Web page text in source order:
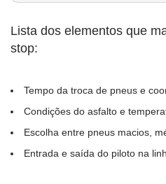
Lista dos elementos que
stop:
Tempo da troca de pneus e
Condições do asfalto e
Escolha entre pneus macios,
Entrada e saída do piloto na